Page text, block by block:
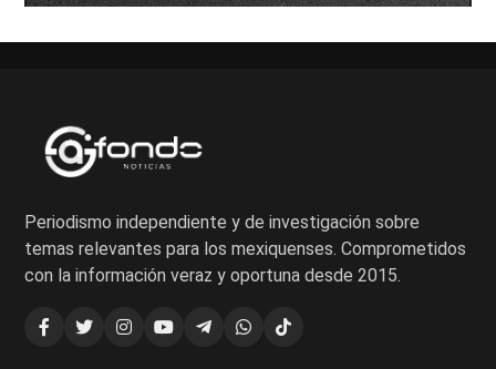
Periodismo independiente y de investigación sobre
temas relevantes para los mexiquenses. Comprometidos
con la información veraz y oportuna desde 2015.